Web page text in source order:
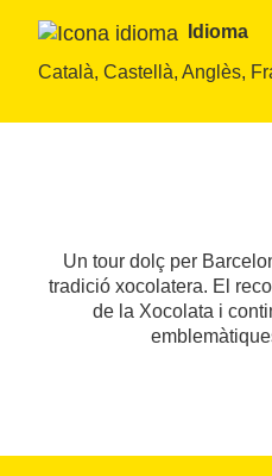
Idioma
Català, Castellà, Anglès,
Un tour dolç per
tradició xocolatera. El
de la Xocolata i